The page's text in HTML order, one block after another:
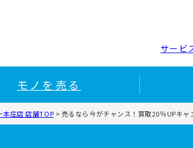
サービ
モノを売る
本庄店 店舗TOP > 売るなら今がチャンス！買取20％UPキ